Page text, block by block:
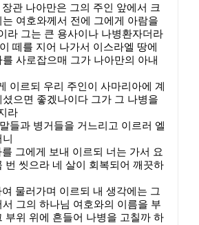
관 나아만은 그의 주인 앞에서 크
여호와께서 전에 그에게 아람을
라 그는 큰 용사이나 나병환자더라
떼를 지어 나가서 이스라엘 땅에
사로잡으매 그가 나아만의 아내
이르되 우리 주인이 사마리아에 계
으면 좋겠나이다 그가 그 나병을
라
들과 병거들을 거느리고 이르러 엘
그에게 보내 이르되 너는 가서 요
번 씻으라 네 살이 회복되어 깨끗하
물러가며 이르되 내 생각에는 그
그의 하나님 여호와의 이름을 부
부위 위에 흔들어 나병을 고칠까 하